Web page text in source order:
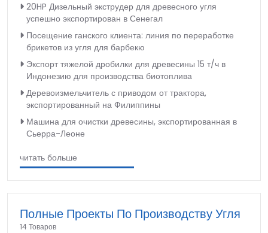
20HP Дизельный экструдер для древесного угля
успешно экспортирован в Сенегал
Посещение ганского клиента: линия по переработке
брикетов из угля для барбекю
Экспорт тяжелой дробилки для древесины 15 т/ч в
Индонезию для производства биотоплива
Деревоизмельчитель с приводом от трактора,
экспортированный на Филиппины
Машина для очистки древесины, экспортированная в
Сьерра-Леоне
читать больше
Полные Проекты По Производству Угля
14 Товаров